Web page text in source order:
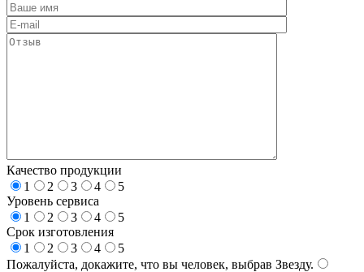
Качество продукции
1
2 3 4
5
Уровень сервиса
1
2 3 4
5
Срок изготовления
1
2 3 4
5
Пожалуйста, докажите, что вы человек, выбрав Звезду.